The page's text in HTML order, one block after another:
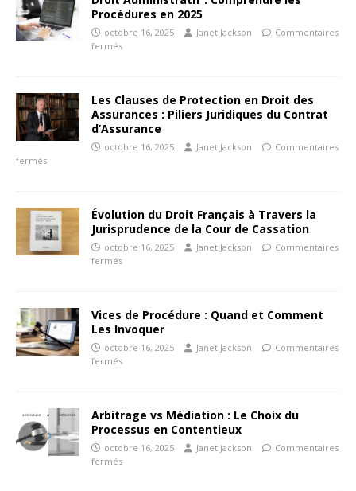
Procédures en 2025
octobre 16, 2025 Janet Jackson
Commentaires
fermés
Les Clauses de Protection en Droit des
Assurances : Piliers Juridiques du Contrat
d’Assurance
octobre 16, 2025 Janet Jackson
Commentaires
fermés
Évolution du Droit Français à Travers la
Jurisprudence de la Cour de Cassation
octobre 16, 2025 Janet Jackson
Commentaires
fermés
Vices de Procédure : Quand et Comment
Les Invoquer
octobre 16, 2025 Janet Jackson
Commentaires
fermés
Arbitrage vs Médiation : Le Choix du
Processus en Contentieux
octobre 16, 2025 Janet Jackson
Commentaires
fermés